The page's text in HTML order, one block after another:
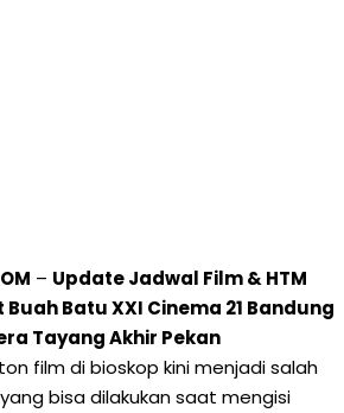
– Update Jadwal Film & HTM
Batu XXI Cinema 21 Bandung
Tayang Akhir Pekan
film di bioskop kini menjadi salah
bisa dilakukan saat mengisi